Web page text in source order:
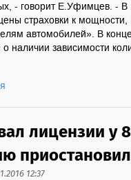
- говорит Е.Уфимцев. - В
страховки к
автомобилей». В
наличии зависимости
лицензии у
приостановил
12:37